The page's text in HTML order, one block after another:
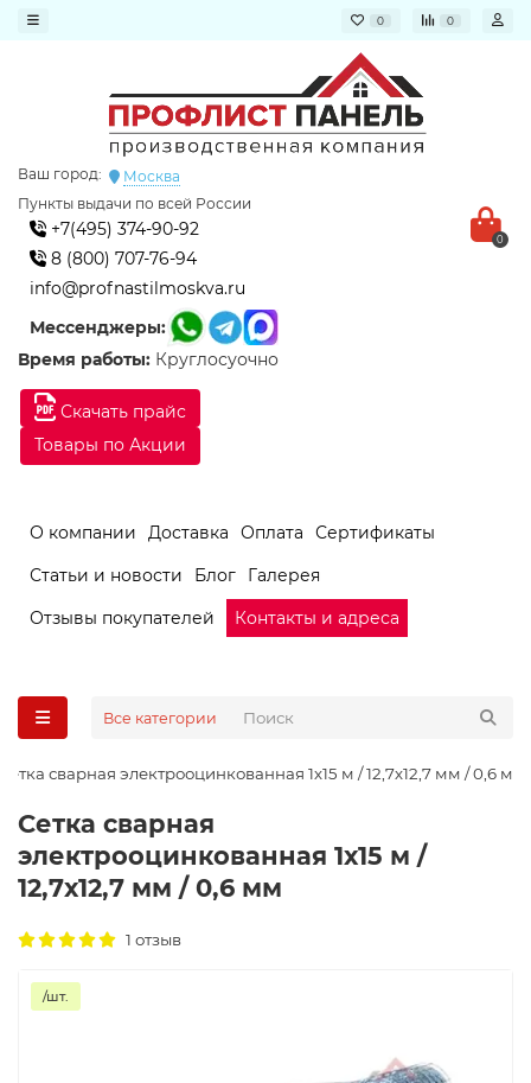
0 0
Скачать прайс
Товары по Акции
Ваш город:
Москва
Пункты выдачи по всей России
+7(495) 374-90-92
8 (800) 707-76-94
info@profnastilmoskva.ru
Мессенджеры:
Время работы: Круглосуочно
0
О компании Доставка Оплата
Сертификаты
Статьи и новости
Блог
Галерея
Отзывы покупателей
Контакты и адреса
Все категории
сварная электрооцинкованная 1х15 м / 12,7х12,7 мм / 0,6 мм
Сетка сварная
электрооцинкованная 1х15 м /
12,7х12,7 мм / 0,6 мм
1 отзыв
/шт.